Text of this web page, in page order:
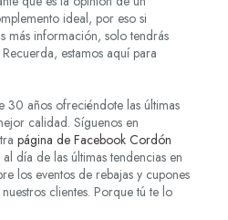
ideal, por eso si
más información, solo tendrás
Recuerda, estamos aquí para
30 años ofreciéndote las últimas
calidad. Síguenos en
página de Facebook Cordón
día de las últimas tendencias en
los eventos de rebajas y cupones
clientes. Porque tú te lo